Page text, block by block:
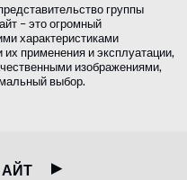
группы
– это огромный
характеристиками
применения и эксплуатации,
изображениями,
выбор.